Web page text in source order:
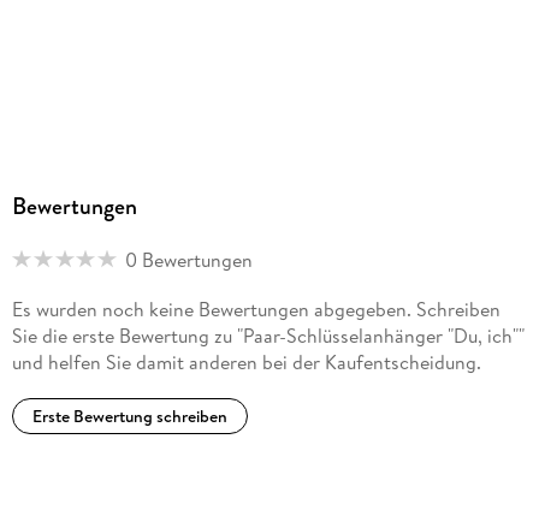
Bewertungen
0 Bewertungen
Es wurden noch keine Bewertungen abgegeben. Schreiben
Sie die erste Bewertung zu "Paar-Schlüsselanhänger "Du, ich""
und helfen Sie damit anderen bei der Kaufentscheidung.
Erste Bewertung schreiben